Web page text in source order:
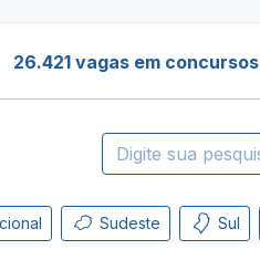
26.421 vagas em concursos
Sudeste Sul